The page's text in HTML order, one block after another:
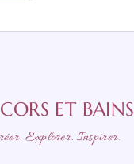
ET BAINS
Explorer. Inspirer.